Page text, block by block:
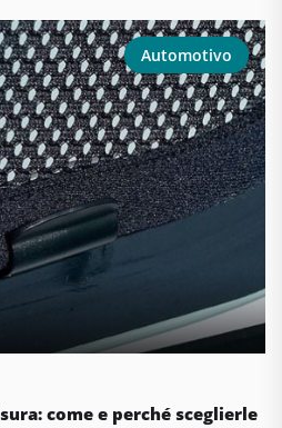
Automotivo
come e perché sceglierle